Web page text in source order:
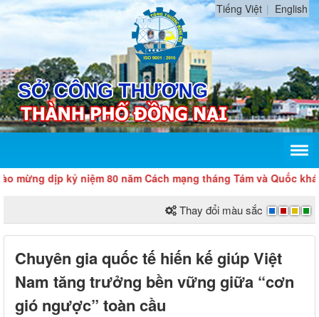
Tiếng Việt English
kỷ niệm 80 năm Cách mạng tháng Tám và Quốc khánh 2/9
Thay đổi màu sắc
Chuyên gia quốc tế hiến kế giúp Việt
Nam tăng trưởng bền vững giữa “cơn
gió ngược” toàn cầu